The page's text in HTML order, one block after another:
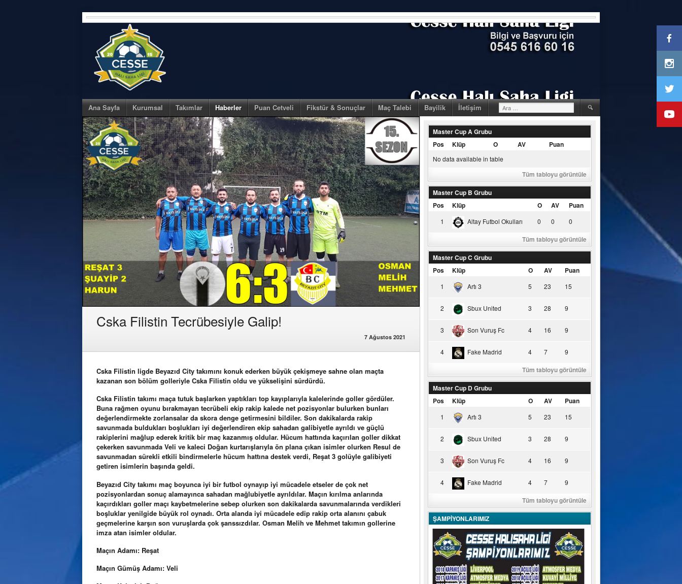
Skip
to
Ana Sayfa Kurumsal Takımlar Haberler Puan Cetveli Fikstür & Sonuçlar Maç Talebi Bayilik İletişim Arama:
Cska Filistin Tecrübesiyle Galip!
7 Ağustos 2021
Cska Filistin ligde Beyazıd City takımını konuk ederken büyük çekişmeye sahne olan maçta
kazanan son bölüm golleriyle Cska Filistin oldu ve yükselişini sürdürdü.
Cska Filistin takımı maça tutuk başlarken yaptıkları top kayıplarıyla kalelerinde goller gördüler.
Buna rağmen oyunu bırakmayan tecrübeli ekip rakip kalede net pozisyonlar bulurken bunları
değerlendirmekte zorlansalar da skora denge getirmesini bildiler. Son dakikalarda rakip
savunmada buldukları boşlukları iyi değerlendiren ekip sahadan galibiyetle ayrıldı ve güçlü
rakiplerini mağlup ederek kritik bir maç kazanmış oldular. Hücum hattında kaçırılan goller dikkat
çekerken savunmada Veli ve kaleci Doğan kurtarışlarıyla ön plana çıkan isimler olurken Resul de
savunmadan sürekli etkili bindirmelerle hücum hattına destek verdi, Reşat 3 golüyle galibiyeti
getiren isimlerin başında geldi.
Beyazıd City takımı maç boyunca iyi bir futbol oynayıp iyi mücadele etseler de çok net
pozisyonlardan sonuç alamayınca sahadan mağlubiyetle ayrıldılar. Maçın kırılma anlarında
kaçırdıkları goller maçı kaybetmelerine sebep olurken son dakikalarda savunmalarında verdikleri
boşluklar yenilgide büyük rol oynadı. Orta alanda iyi mücadele edip rakip orta alanını çabuk
geçmelerine karşın son vuruşlarda çok şanssızdılar. Osman Melih ve Mehmet takımın gollerine
imza atan isimler oldular.
Maçın Adamı: Reşat
Maçın Gümüş Adamı: Veli
Master Cup A Grubu
Pos
Klüp O AV Puan
No data available in table
Tüm tabloyu görüntüle
Master Cup B Grubu
Pos
Klüp O AV Puan
1 Altay Futbol Okulları 0 0 0
Tüm tabloyu görüntüle
Master Cup C Grubu
Pos
Klüp O AV Puan
1 Artı 3 5 23 15
2 Sbux United 3 28 9
3 Son Vuruş Fc 4 16 9
4 Fake Madrid 4 7 9
Tüm tabloyu görüntüle
Master Cup D Grubu
Pos
Klüp O AV Puan
1 Artı 3 5 23 15
2 Sbux United 3 28 9
3 Son Vuruş Fc 4 16 9
4 Fake Madrid 4 7 9
Tüm tabloyu görüntüle
ŞAMPİYONLARIMIZ